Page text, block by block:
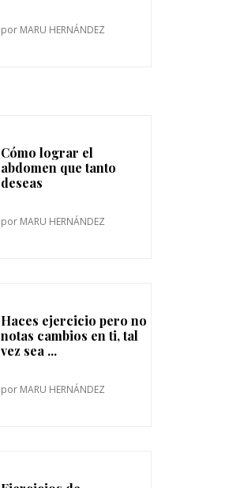
por MARU HERNÁNDEZ
Cómo lograr el
abdomen que tanto
deseas
por MARU HERNÁNDEZ
Haces ejercicio pero no
notas cambios en ti, tal
vez sea ...
por MARU HERNÁNDEZ